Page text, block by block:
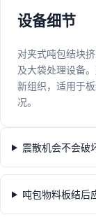
设备细节
对夹式吨包结块
及大袋处理设备
新组织，适用于
况。
震散机会不会破
吨包物料板结后